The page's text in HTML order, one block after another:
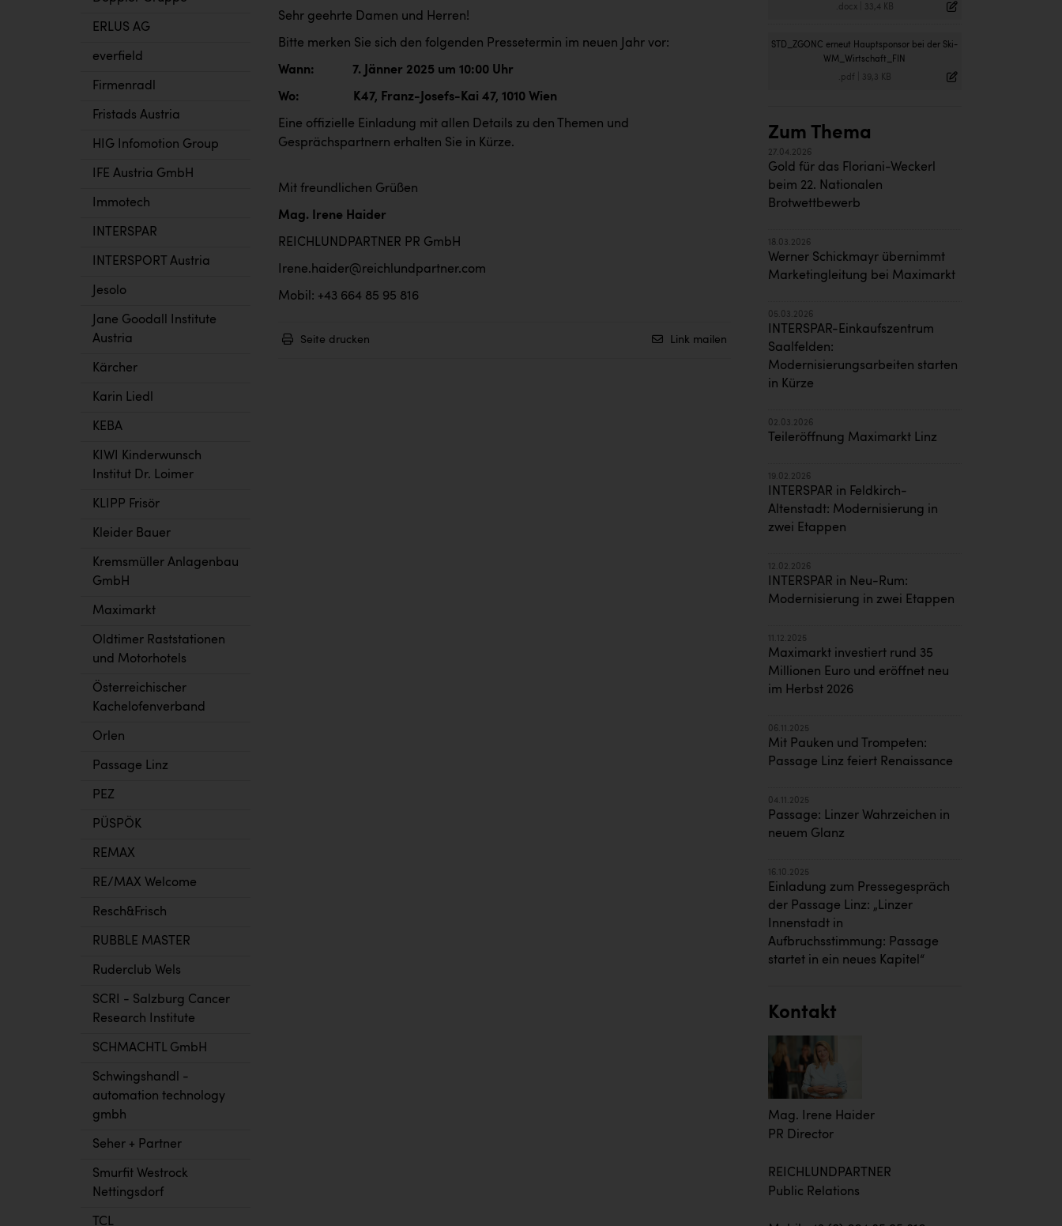
ERLUS AG
everfield
Firmenradl
Fristads Austria
HIG Infomotion Group
IFE Austria GmbH
Immotech
INTERSPAR
INTERSPORT Austria
Jesolo
Jane Goodall Institute
Austria
Kärcher
Karin Liedl
KEBA
KIWI Kinderwunsch
Institut Dr. Loimer
KLIPP Frisör
Kleider Bauer
Kremsmüller Anlagenbau
GmbH
Maximarkt
Oldtimer Raststationen
und Motorhotels
Österreichischer
Kachelofenverband
Orlen
Passage Linz
PEZ
PÜSPÖK
REMAX
RE/MAX Welcome
Resch&Frisch
RUBBLE MASTER
Ruderclub Wels
SCRI - Salzburg Cancer
Research Institute
SCHMACHTL GmbH
Schwingshandl -
automation technology
gmbh
Seher + Partner
Smurfit Westrock
Nettingsdorf
TCL
Sehr geehrte Damen und Herren!
Bitte merken Sie sich den folgenden Pressetermin im neuen Jahr vor:
Wann: 7. Jänner 2025 um 10:00 Uhr
Wo: K47, Franz-Josefs-Kai 47, 1010 Wien
Eine offizielle Einladung mit allen Details zu den Themen und
Gesprächspartnern erhalten Sie in Kürze.
Mit freundlichen Grüßen
Mag. Irene Haider
REICHLUNDPARTNER PR GmbH
Irene.haider@reichlundpartner.com
Mobil: +43 664 85 95 816
Seite drucken Link mailen
.docx| 33,4 KB
STD_ZGONC erneut Hauptsponsor bei der Ski-
WM_Wirtschaft_FIN
.pdf 39,3 KB
Zum Thema
27.04.2026
Gold für das Floriani-Weckerl
beim 22. Nationalen
Brotwettbewerb
18.03.2026
Werner Schickmayr übernimmt
Marketingleitung bei Maximarkt
05.03.2026
INTERSPAR-Einkaufszentrum
Saalfelden:
Modernisierungsarbeiten starten
in Kürze
02.03.2026
Teileröffnung Maximarkt Linz
19.02.2026
INTERSPAR in Feldkirch-
Altenstadt: Modernisierung in
zwei Etappen
12.02.2026
INTERSPAR in Neu-Rum:
Modernisierung in zwei Etappen
11.12.2025
Maximarkt investiert rund 35
Millionen Euro und eröffnet neu
im Herbst 2026
06.11.2025
Mit Pauken und Trompeten:
Passage Linz feiert Renaissance
04.11.2025
Passage: Linzer Wahrzeichen in
neuem Glanz
16.10.2025
Einladung zum Pressegespräch
der Passage Linz: „Linzer
Innenstadt in
Aufbruchsstimmung: Passage
startet in ein neues Kapitel“
Kontakt
Mag. Irene Haider
PR Director
REICHLUNDPARTNER
Public Relations